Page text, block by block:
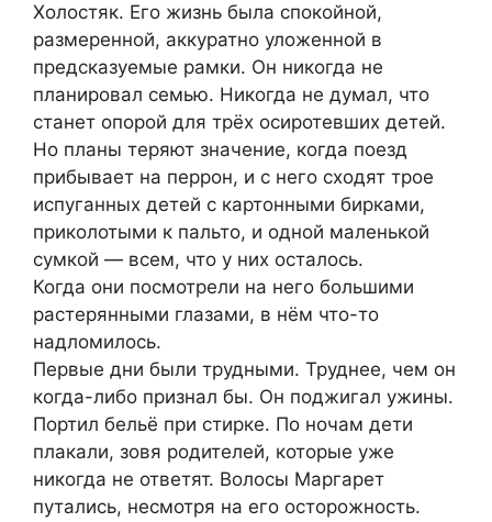
Холостяк. Его жизнь была спокойной,
размеренной, аккуратно уложенной в
предсказуемые рамки. Он никогда не
планировал семью. Никогда не думал, что
станет опорой для трёх осиротевших детей.
Но планы теряют значение, когда поезд
прибывает на перрон, и с него сходят трое
испуганных детей с картонными бирками,
приколотыми к пальто, и одной маленькой
сумкой — всем, что у них осталось.
Когда они посмотрели на него большими
растерянными глазами, в нём что-то
надломилось.
Первые дни были трудными. Труднее, чем он
когда-либо признал бы. Он поджигал ужины.
Портил бельё при стирке. По ночам дети
плакали, зовя родителей, которые уже
никогда не ответят. Волосы Маргарет
путались, несмотря на его осторожность.